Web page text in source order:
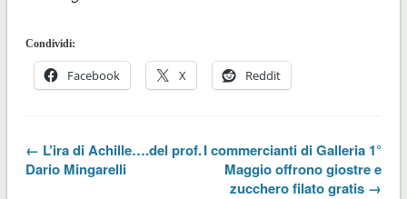
Condividi:
Facebook X Reddit
← L’ira di Achille….del prof.
Dario Mingarelli
I commercianti di Galleria 1°
Maggio offrono giostre e
zucchero filato gratis →